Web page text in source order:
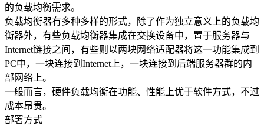
负载均衡解决方案
专线接入服务方案
互联网金融解决方案
关于我们
公司简介
的负载均衡需求。
负载均衡器有多种多样的形式，除了作为独立意义上的负载均
衡器外，有些负载均衡器集成在交换设备中，置于服务器与
Internet链接之间，有些则以两块网络适配器将这一功能集成到
PC中，一块连接到Internet上，一块连接到后端服务器群的内
部网络上。
一般而言，硬件负载均衡在功能、性能上优于软件方式，不过
成本昂贵。
部署方式